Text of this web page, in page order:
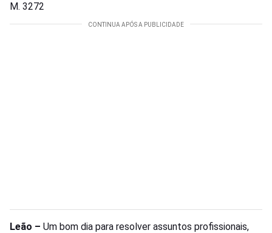
M. 3272
Leão – Um bom dia para resolver assuntos profissionais,